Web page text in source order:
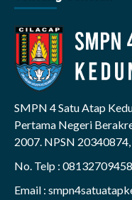
SMPN 4 Satu Atap
Pertama Negeri
2007. NPSN
No. Telp :
Email :